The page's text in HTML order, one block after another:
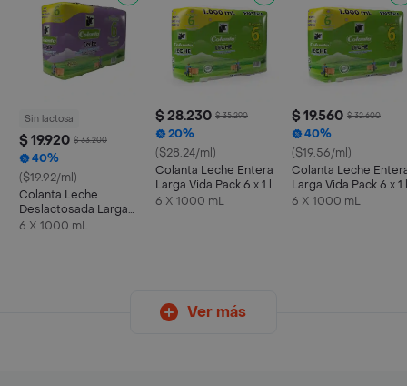
Sin lactosa
$ 19.920 $ 33.200
40%
($19.92/ml)
Colanta Leche
Deslactosada Larga
Vida
6 X 1000 mL
$ 28.230 $ 35.290
20%
($28.24/ml)
Colanta Leche Entera
Larga Vida Pack 6 x 1 l
6 X 1000 mL
$ 19.560 $ 32.600
40%
($19.56/ml)
Colanta Leche
Larga Vida Pack 6 x 1 l
6 X 1000 mL
Ver más